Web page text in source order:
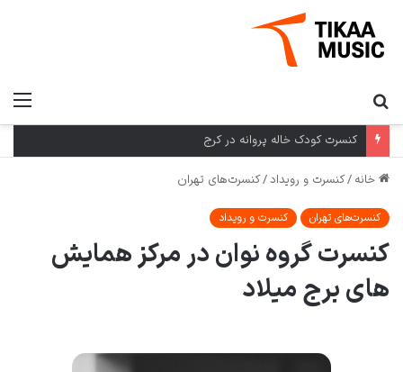
کنسرت کرمان گروه بومی در کرمان
خانه /کنسرت و رویداد/کنسرت‌های تهران
کنسرت‌های تهران کنسرت و رویداد
کنسرت گروه نوان در مرکز همایش
های برج میلاد